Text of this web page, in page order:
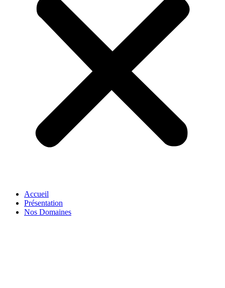
Accueil
Présentation
Nos Domaines